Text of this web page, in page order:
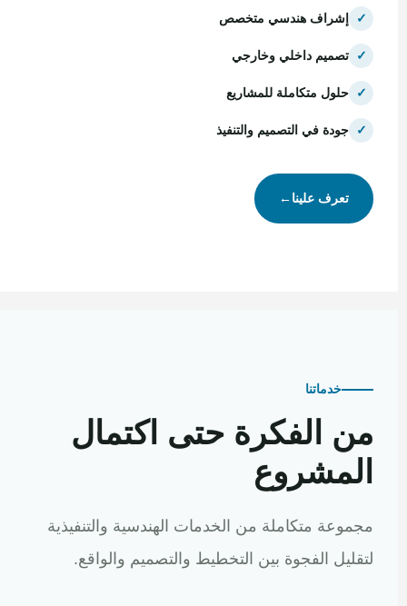
✓ إشراف هندسي متخصص
✓ تصميم داخلي وخارجي
✓ حلول متكاملة للمشاريع
✓ جودة في التصميم والتنفيذ
تعرف علينا←
خدماتنا
من الفكرة حتى اكتمال
المشروع
مجموعة متكاملة من الخدمات الهندسية والتنفيذية
لتقليل الفجوة بين التخطيط والتصميم والواقع.